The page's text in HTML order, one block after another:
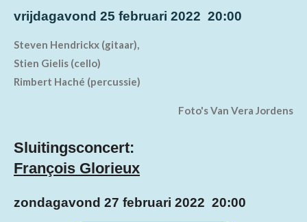
vrijdagavond 25 februari 2022 20:00
Steven Hendrickx (gitaar),
Stien Gielis (cello)
Rimbert Haché (percussie)
Foto's Van Vera Jordens
Sluitingsconcert:
François Glorieux
zondagavond 27 februari 2022 20:00